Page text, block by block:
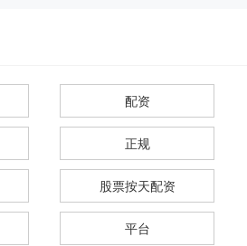
配资
正规
股票按天配资
平台